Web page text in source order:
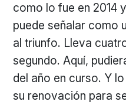
como lo fue en 2014
puede señalar como
al triunfo. Lleva
segundo. Aquí,
del año en curso. Y
su renovación para